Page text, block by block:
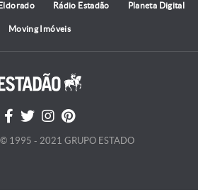
Rádio Estadão Planeta Digital
Moving Imóveis
1995 - 2021 GRUPO ESTADO